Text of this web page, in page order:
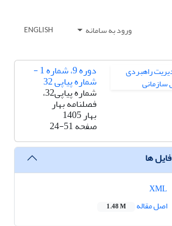
ورود به سامانه ENGLISH
دوره 9، شماره 1 -
شماره پیاپی 32
شماره پیاپی32،
فصلنامه بهار
بهار 1405
صفحه24-51
فایل ها
اصل مقاله
1.48 M